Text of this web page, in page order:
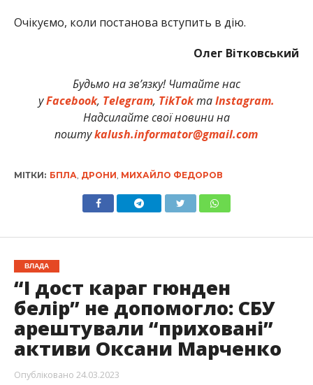
Очікуємо, коли постанова вступить в дію.
Олег Вітковський
Будьмо на зв’язку! Читайте нас
уFacebook, Telegram, TikTokтаInstagram.
Надсилайте свої новини на
поштуkalush.informator@gmail.com
МІТКИ: БПЛА ДРОНИ МИХАЙЛО ФЕДОРОВ
ВЛАДА
“І дост караг гюнден
белір” не допомогло: СБУ
арештували “приховані”
активи Оксани Марченко
Опубліковано 24.03.2023